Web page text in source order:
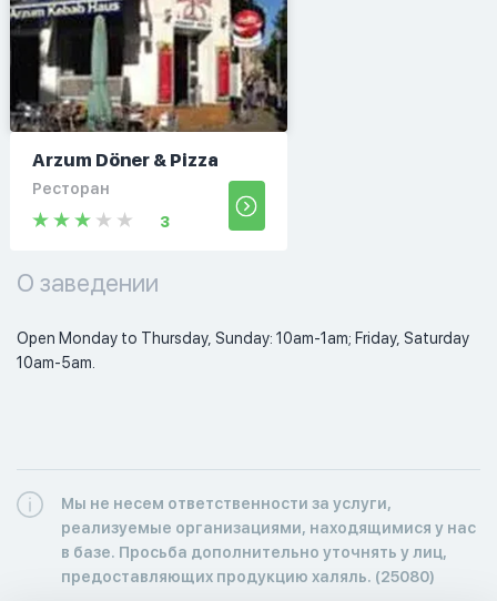
Arzum Döner & Pizza
Ресторан
3
О заведении
Open Monday to Thursday, Sunday: 10am-1am; Friday, Saturday
10am-5am.
Мы не несем ответственности за услуги,
реализуемые организациями, находящимися у нас
в базе. Просьба дополнительно уточнять у лиц,
предоставляющих продукцию халяль. (25080)